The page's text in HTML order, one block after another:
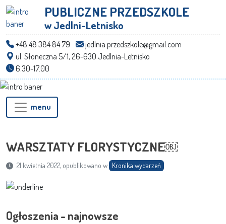
PUBLICZNE PRZEDSZKOLE
w Jedlni-Letnisko
+48 48 384 84 79
jedlnia.przedszkole@gmail.com
ul. Słoneczna 5/1, 26-630 Jedlnia-Letnisko
6.30-17.00
menu
WARSZTATY FLORYSTYCZNE￼
21 kwietnia 2022, opublikowano w Kronika wydarzeń
Ogłoszenia - najnowsze